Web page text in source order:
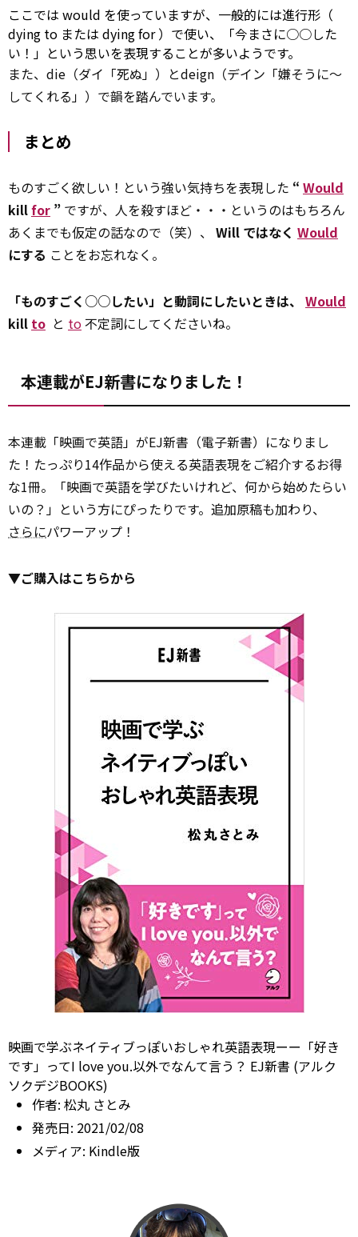
ここでは would を使っていますが、一般的には進行形（
dying to または dyingfor）で使い、「今まさに○○した
い！」という思いを表現することが多いようです。
また、die（ダイ「死ぬ」）とdeign（デイン「嫌そうに～
してくれる」）で韻を踏んでいます。
まとめ
ものすごく欲しい！という強い気持ちを表現した “ Would
killfor ” ですが、人を殺すほど・・・というのはもちろん
あくまでも仮定の話なので（笑）、 Will ではなく Would
にする ことをお忘れなく。
「ものすごく○○したい」と動詞にしたいときは、 Would
kill to と to不定詞にしてくださいね。
本連載がEJ新書になりました！
本連載「映画で英語」がEJ新書（電子新書）になりまし
た！たっぷり14作品から使える英語表現をご紹介するお得
な1冊。「映画で英語を学びたいけれど、何から始めたらい
いの？」という方にぴったりです。追加原稿も加わり、
さらにパワーアップ！
▼ご購入はこちらから
映画で学ぶネイティブっぽいおしゃれ英語表現ーー「好き
です」ってI love you.以外でなんて言う？ EJ新書 (アルク
ソクデジBOOKS)
作者: 松丸 さとみ
発売日: 2021/02/08
メディア: Kindle版